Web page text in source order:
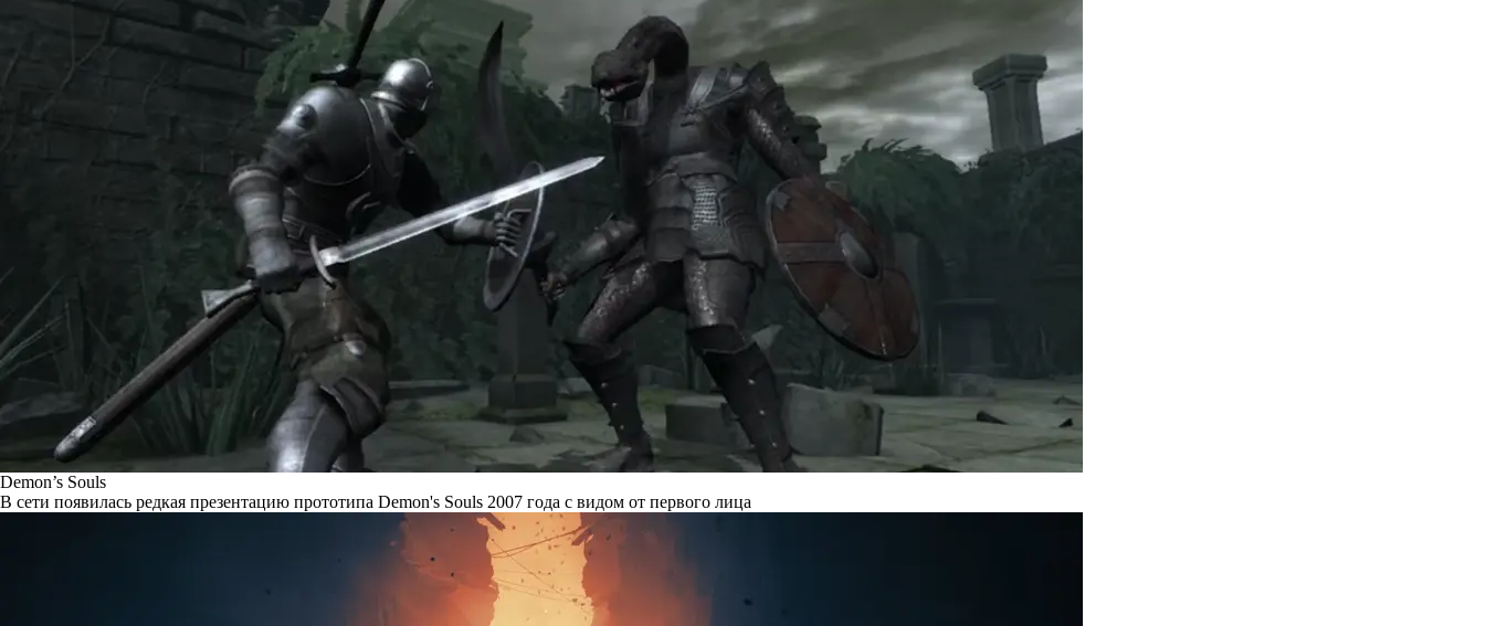
Demon’s Souls
В сети появилась редкая презентацию прототипа Demon's Souls 2007 года с видом от первого лица